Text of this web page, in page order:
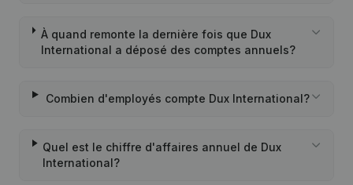
À quand remonte la dernière fois que Dux
International a déposé des comptes annuels?
Combien d'employés compte Dux International?
Quel est le chiffre d'affaires annuel de Dux
International?